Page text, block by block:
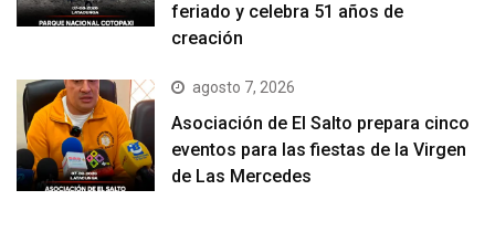
feriado y celebra 51 años de
creación
agosto 7, 2026
Asociación de El Salto prepara cinco
eventos para las fiestas de la Virgen
de Las Mercedes